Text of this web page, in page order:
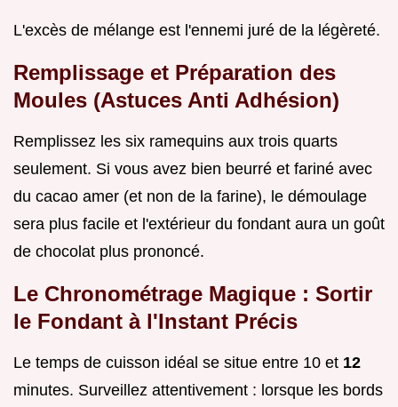
L'excès de mélange est l'ennemi juré de la légèreté.
Remplissage et Préparation des
Moules (Astuces Anti Adhésion)
Remplissez les six ramequins aux trois quarts
seulement. Si vous avez bien beurré et fariné avec
du cacao amer (et non de la farine), le démoulage
sera plus facile et l'extérieur du fondant aura un goût
de chocolat plus prononcé.
Le Chronométrage Magique : Sortir
le Fondant à l'Instant Précis
Le temps de cuisson idéal se situe entre 10 et 12
minutes. Surveillez attentivement : lorsque les bords